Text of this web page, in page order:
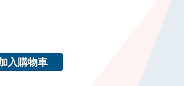
入購物車